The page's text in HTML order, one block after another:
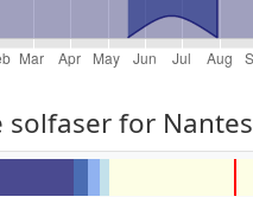
solfaser for Nantes